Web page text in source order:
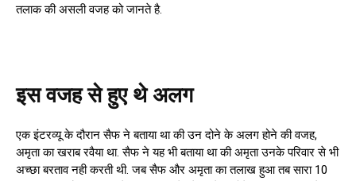
तलाक की असली वजह को जानते है.
इस वजह से हुए थे अलग
एक इंटरव्यू के दौरान सैफ ने बताया था की उन दोने के अलग होने की वजह,
अमृता का खराब रवैया था. सैफ ने यह भी बताया था की अमृता उनके परिवार से भी
अच्छा बरताव नही करती थी. जब सैफ और अमृता का तलाख हुआ तब सारा 10